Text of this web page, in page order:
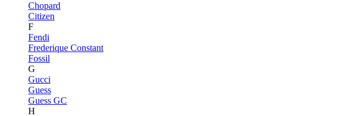
Chopard
Citizen
F
Fendi
Frederique Constant
Fossil
G
Gucci
Guess
Guess GC
H